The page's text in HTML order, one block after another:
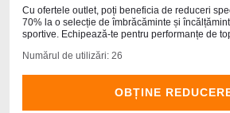
Cu ofertele outlet, poți beneficia de reduceri
70% la o selecție de îmbrăcăminte și
sportive. Echipează-te pentru performanțe de
Numărul de utilizări: 26
OBȚINE